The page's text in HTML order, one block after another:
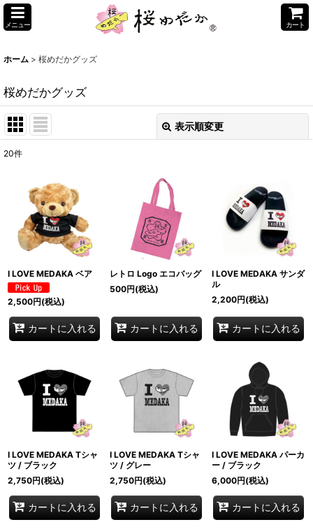
メニュー カート
ホーム > 桜めだかグッズ
桜めだかグッズ
表示順変更
並び順:
絞り込む
20件
I LOVE MEDAKA ベア
2,500円(税込)
カートに入れる
レトロ Logo エコバッグ
500円(税込)
カートに入れる
I LOVE MEDAKA サンダ
ル
2,200円(税込)
カートに入れる
I LOVE MEDAKA Tシャ
ツ / ブラック
2,750円(税込)
カートに入れる
I LOVE MEDAKA Tシャ
ツ / グレー
2,750円(税込)
カートに入れる
I LOVE MEDAKA パーカ
ー / ブラック
6,000円(税込)
カートに入れる